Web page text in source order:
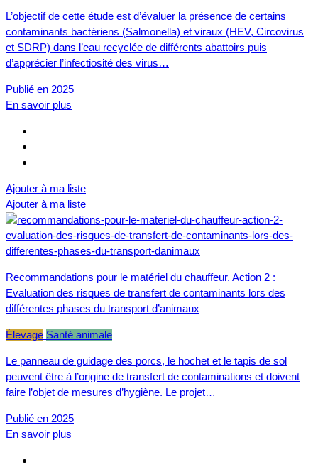
L’objectif de cette étude est d’évaluer la présence de certains
contaminants bactériens (Salmonella) et viraux (HEV, Circovirus
et SDRP) dans l’eau recyclée de différents abattoirs puis
d’apprécier l’infectiosité des virus…
Publié en 2025
En savoir plus
Ajouter à ma liste
Ajouter à ma liste
Recommandations pour le matériel du chauffeur. Action 2 :
Evaluation des risques de transfert de contaminants lors des
différentes phases du transport d’animaux
Élevage Santé animale
Le panneau de guidage des porcs, le hochet et le tapis de sol
peuvent être à l’origine de transfert de contaminations et doivent
faire l’objet de mesures d’hygiène. Le projet…
Publié en 2025
En savoir plus